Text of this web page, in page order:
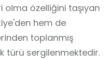
özelliğini taşıyan
hem de
toplanmış
türü sergilenmektedir.